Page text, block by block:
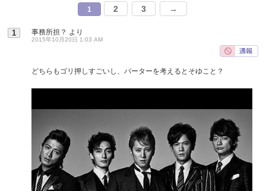
1 2 3 →
1 事務所担？ より
2015年10月20日 1:03 AM
どちらもゴリ押しすごいし、バーターを考えるとそゆこと？